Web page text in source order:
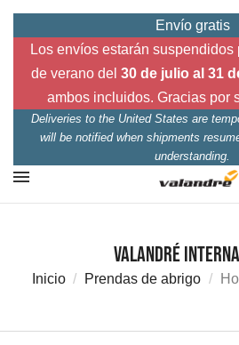
Envío gratis
Los envíos estarán
de verano del 30 de julio al 31
ambos incluidos. Gracias por
Deliveries to the United States are
will be notified when shipments
understanding.
Valandré
Inicio Prendas de abrigo